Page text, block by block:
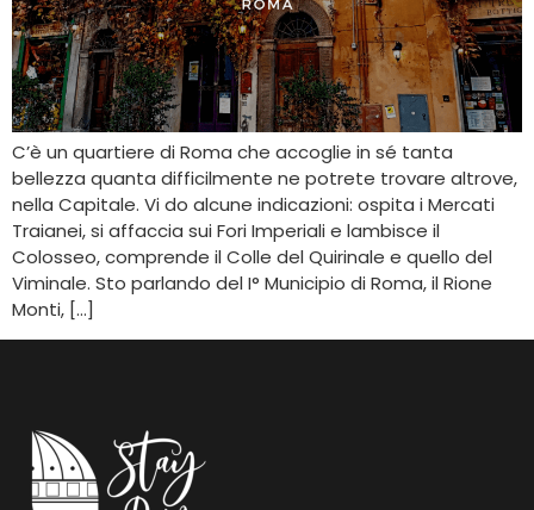
C’è un quartiere di Roma che accoglie in sé tanta
bellezza quanta difficilmente ne potrete trovare altrove,
nella Capitale. Vi do alcune indicazioni: ospita i Mercati
Traianei, si affaccia sui Fori Imperiali e lambisce il
Colosseo, comprende il Colle del Quirinale e quello del
Viminale. Sto parlando del I° Municipio di Roma, il Rione
Monti, […]